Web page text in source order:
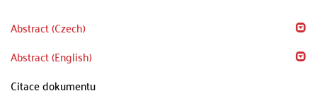
Abstract (Czech)
Abstract (English)
Citace dokumentu